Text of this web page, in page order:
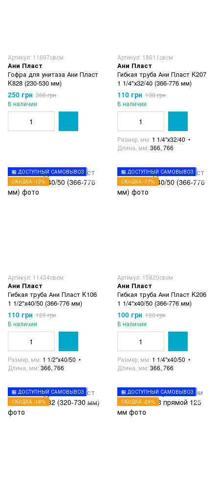
Артикул: 11697свсм
Ани Пласт
Гофра для унитаза Ани Пласт
K828 (230-530 мм)
250 грн 300 грн
В наличии
Артикул: 18611свсм
Ани Пласт
Гибкая труба Ани Пласт K207
1 1/4"х32/40 (366-776 мм)
110 грн 130 грн
В наличии
Размер, мм 1 1/4"х32/40
Длина, мм 366, 766
🏪 ДОСТУПНЫЙ САМОВЫВОЗ
СКИДКА -12%
Артикул: 11434свсм
Ани Пласт
Гибкая труба Ани Пласт K106
1 1/2"х40/50 (366-776 мм)
110 грн 125 грн
В наличии
Размер, мм 1 1/2"х40/50
Длина, мм 366, 766
🏪 ДОСТУПНЫЙ САМОВЫВОЗ
СКИДКА -17%
Артикул: 15820свсм
Ани Пласт
Гибкая труба Ани Пласт K206
1 1/4"х40/50 (366-776 мм)
100 грн 120 грн
В наличии
Размер, мм 1 1/4"х40/50
Длина, мм 366, 766
🏪 ДОСТУПНЫЙ САМОВЫВОЗ
СКИДКА -19%
🏪 ДОСТУПНЫЙ САМОВЫВОЗ
СКИДКА -24%